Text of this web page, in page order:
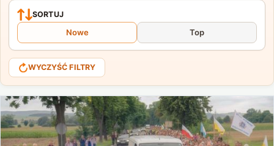
SORTUJ
Nowe Top
WYCZYŚĆ FILTRY